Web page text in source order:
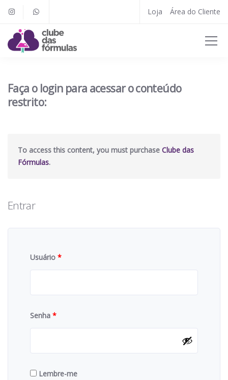
Loja Área do Cliente
Faça o login para acessar o conteúdo
restrito:
To access this content, you must purchase Clube das
Fórmulas.
Entrar
Usuário *
Senha *
Lembre-me